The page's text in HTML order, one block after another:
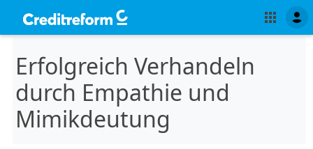
Erfolgreich Verhandeln
durch Empathie und
Mimikdeutung